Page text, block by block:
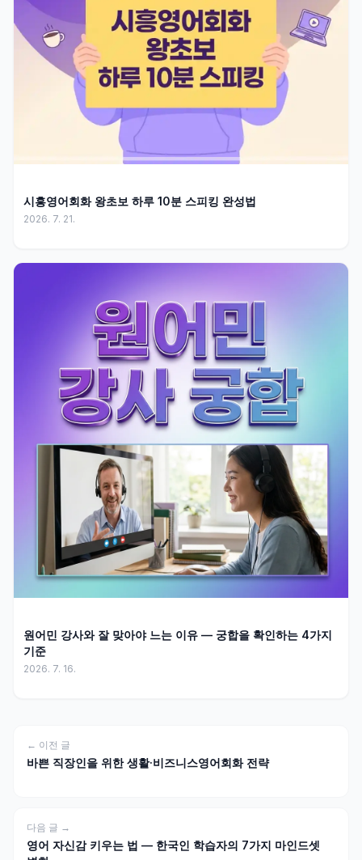
시흥영어회화 왕초보 하루 10분 스피킹 완성법
2026. 7. 21.
원어민 강사와 잘 맞아야 느는 이유 — 궁합을 확인하는 4가지
기준
2026. 7. 16.
← 이전 글
바쁜 직장인을 위한 생활·비즈니스영어회화 전략
다음 글 →
영어 자신감 키우는 법 — 한국인 학습자의 7가지 마인드셋